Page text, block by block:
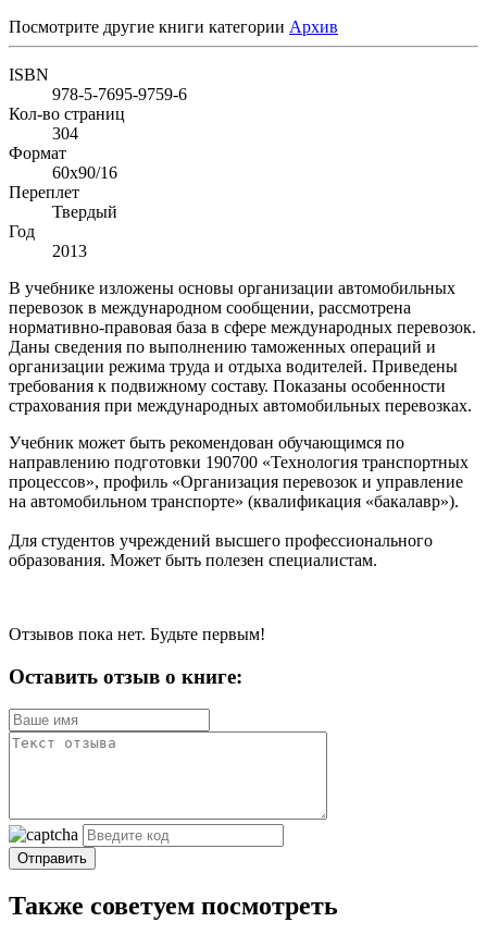
Посмотрите другие книги категории Архив
ISBN
978-5-7695-9759-6
Кол-во страниц
304
Формат
60х90/16
Переплет
Твердый
Год
2013
В учебнике изложены основы организации автомобильных
перевозок в международном сообщении, рассмотрена
нормативно-правовая база в сфере международных перевозок.
Даны сведения по выполнению таможенных операций и
организации режима труда и отдыха водителей. Приведены
требования к подвижному составу. Показаны особенности
страхования при международных автомобильных перевозках.
Учебник может быть рекомендован обучающимся по
направлению подготовки 190700 «Технология транспортных
процессов», профиль «Организация перевозок и управление
на автомобильном транспорте» (квалификация «бакалавр»).
Для студентов учреждений высшего профессионального
образования. Может быть полезен специалистам.
Отзывов пока нет. Будьте первым!
Оставить отзыв о книге:
Отправить
Также советуем посмотреть